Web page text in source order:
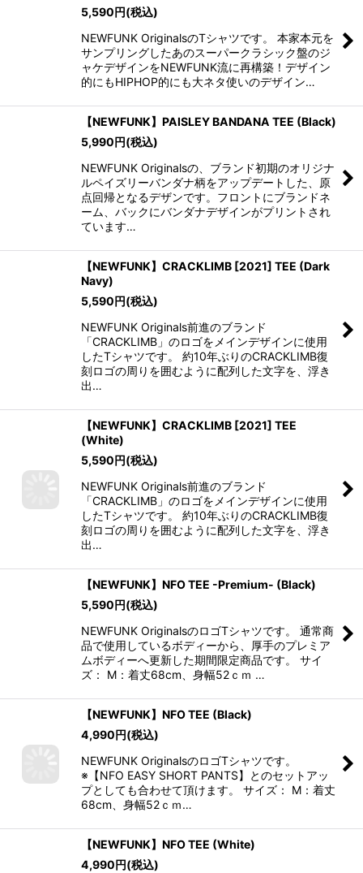
5,590円(税込)
NEWFUNK OriginalsのTシャツです。 本家本元を
サンプリングしたあのスーパークラシック盤のジ
ャケデザインをNEWFUNK流に再構築！デザイン
的にもHIPHOP的にも大ネタ使いのデザイン…
【NEWFUNK】PAISLEY BANDANA TEE (Black)
5,990円(税込)
NEWFUNK Originalsの、ブランド初期のオリジナ
ルペイズリーバンダナ柄をアップデートした、原
点回帰となるデザンです。フロントにブランドネ
ーム、バックにバンダナデザインがプリントされ
ています…
【NEWFUNK】CRACKLIMB [2021] TEE (Dark
Navy)
5,590円(税込)
NEWFUNK Originals前進のブランド
「CRACKLIMB」のロゴをメインデザインに使用
したTシャツです。 約10年ぶりのCRACKLIMB復
刻ロゴの周りを囲むように配列した文字を、浮き
出…
【NEWFUNK】CRACKLIMB [2021] TEE
(White)
5,590円(税込)
NEWFUNK Originals前進のブランド
「CRACKLIMB」のロゴをメインデザインに使用
したTシャツです。 約10年ぶりのCRACKLIMB復
刻ロゴの周りを囲むように配列した文字を、浮き
出…
【NEWFUNK】NFO TEE -Premium- (Black)
5,590円(税込)
NEWFUNK OriginalsのロゴTシャツです。 通常商
品で使用しているボディーから、厚手のプレミア
ムボディーへ更新した期間限定商品です。 サイ
ズ： M：着丈68cm、身幅52ｃｍ …
【NEWFUNK】NFO TEE (Black)
4,990円(税込)
NEWFUNK OriginalsのロゴTシャツです。
※【NFO EASY SHORT PANTS】とのセットアッ
プとしても合わせて頂けます。 サイズ： M：着丈
68cm、身幅52ｃｍ…
【NEWFUNK】NFO TEE (White)
4,990円(税込)